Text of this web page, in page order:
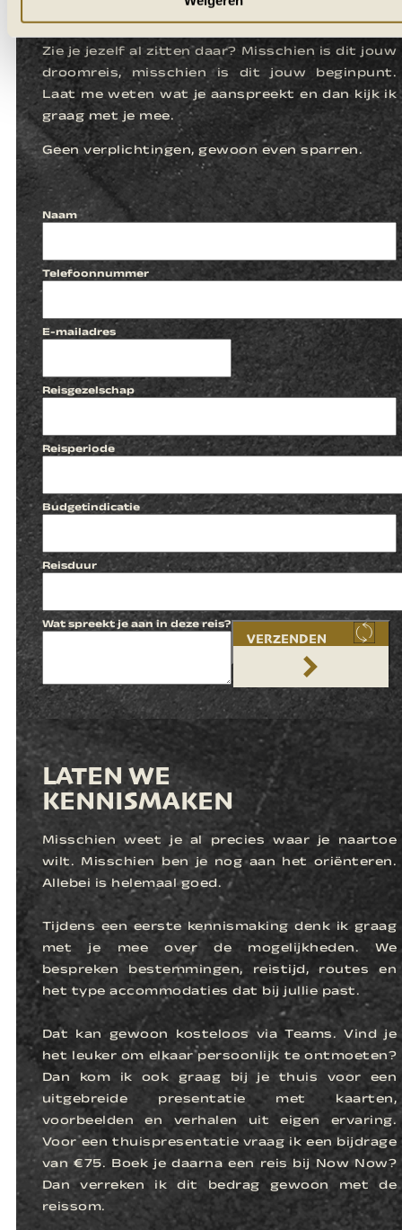
KENNISMAKEN
Zie je jezelf al zitten daar? Misschien is dit jouw
droomreis, misschien is dit jouw beginpunt.
Laat me weten wat je aanspreekt en dan kijk ik
graag met je mee.
Geen verplichtingen, gewoon even sparren.
Naam
Telefoonnummer
E-mailadres
Reisgezelschap
Reisperiode
Budgetindicatie
Reisduur
Wat spreekt je aan in deze reis?
VERZENDEN
LATEN WE
KENNISMAKEN
Misschien weet je al precies waar je naartoe
wilt. Misschien ben je nog aan het oriënteren.
Allebei is helemaal goed.
Tijdens een eerste kennismaking denk ik graag
met je mee over de mogelijkheden. We
bespreken bestemmingen, reistijd, routes en
het type accommodaties dat bij jullie past.
Dat kan gewoon kosteloos via Teams. Vind je
het leuker om elkaar persoonlijk te ontmoeten?
Dan kom ik ook graag bij je thuis voor een
uitgebreide presentatie met kaarten,
voorbeelden en verhalen uit eigen ervaring.
Voor een thuispresentatie vraag ik een bijdrage
van €75. Boek je daarna een reis bij Now Now?
Dan verreken ik dit bedrag gewoon met de
reissom.